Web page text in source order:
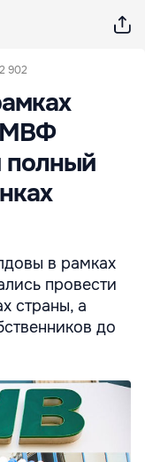
2 902
МВФ
полный
в рамках
провести
страны, а
до